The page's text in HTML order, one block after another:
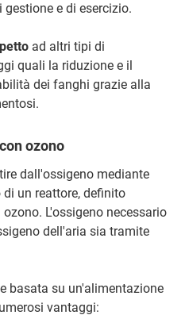
e di esercizio.
ad altri tipi di
quali la riduzione e il
dei fanghi grazie alla
ozono
dall'ossigeno mediante
un reattore, definito
L'ossigeno necessario
dell'aria sia tramite
basata su un'alimentazione
vantaggi: